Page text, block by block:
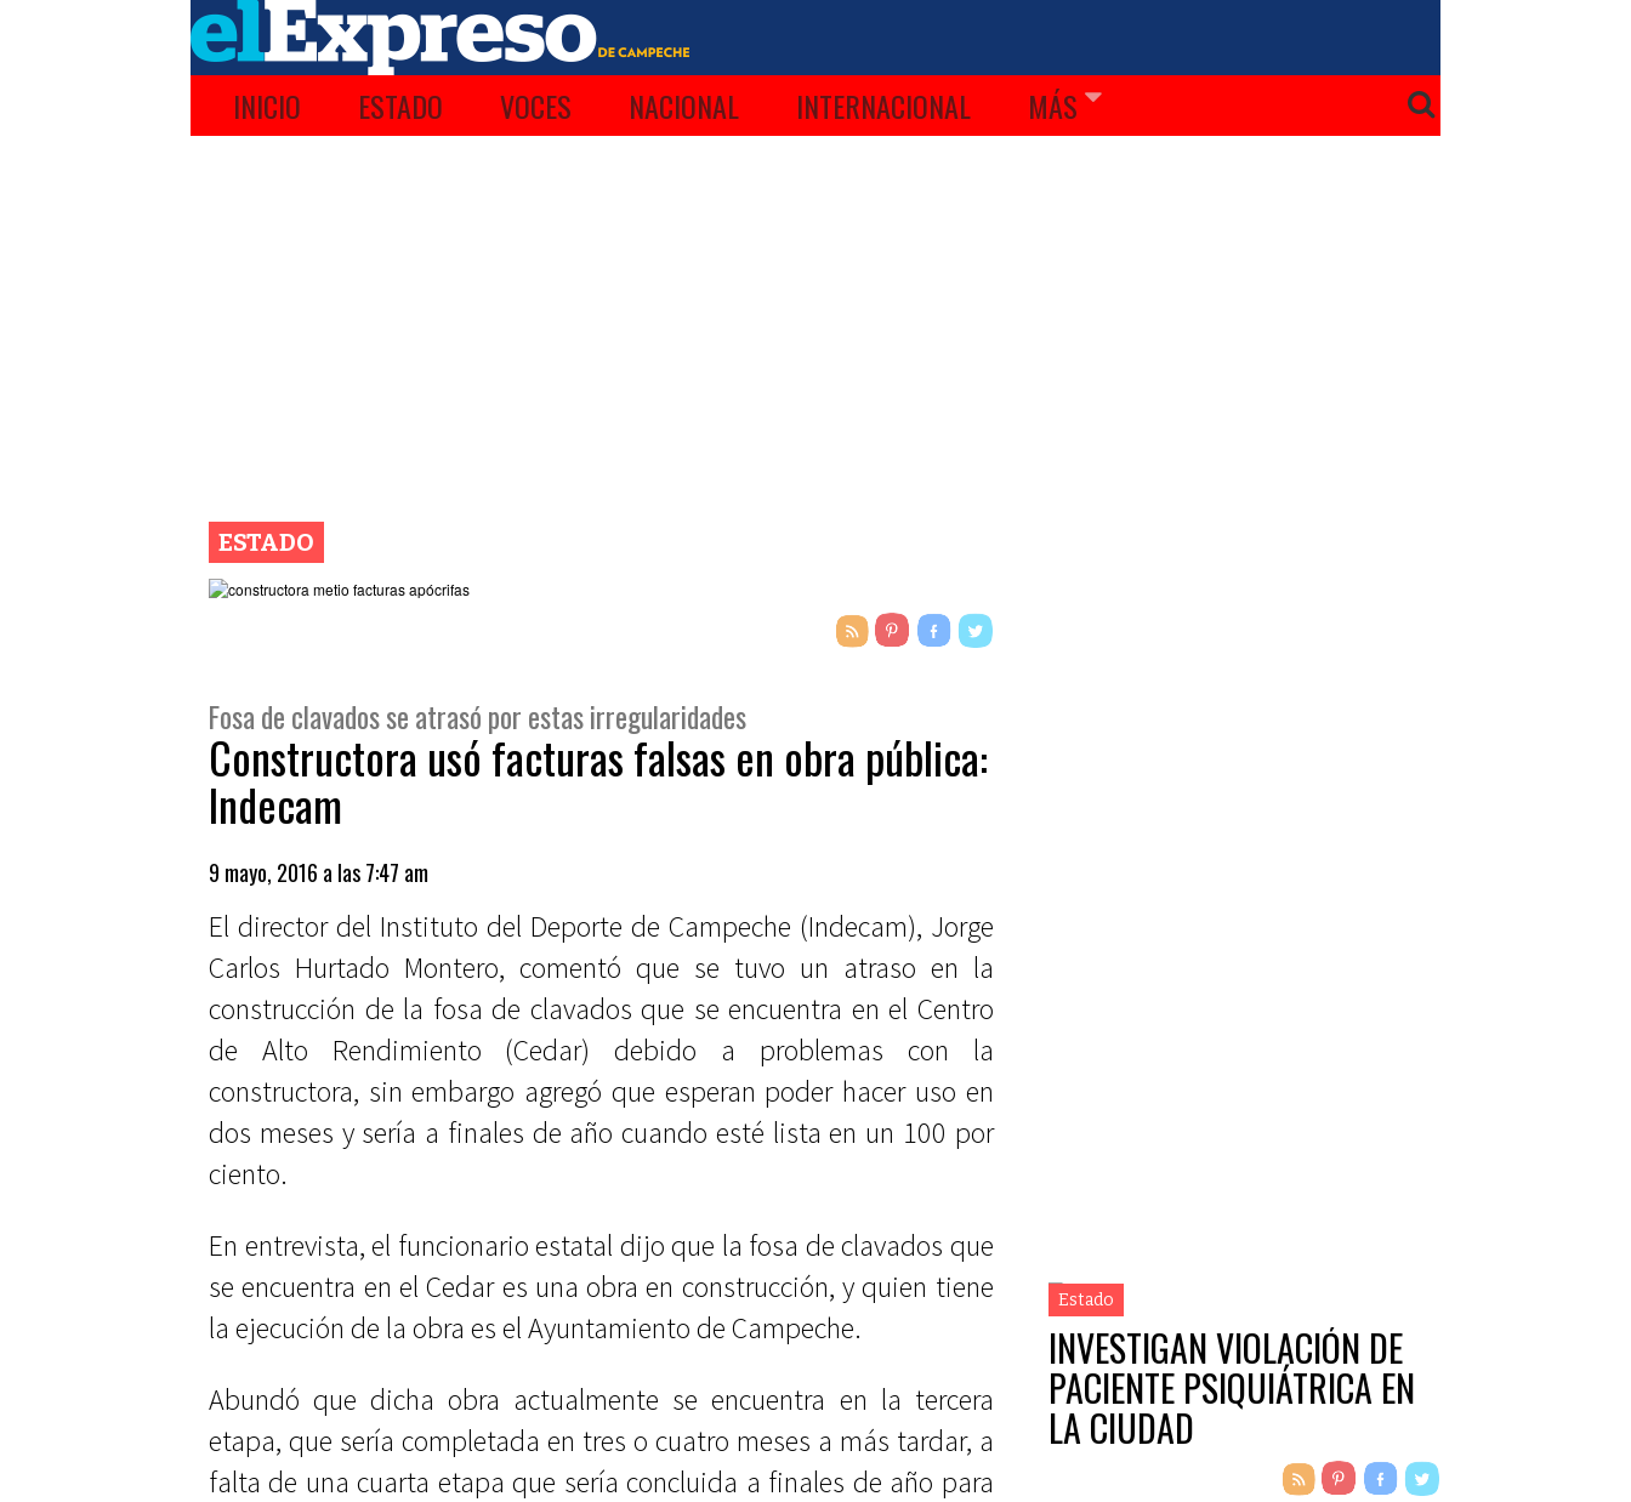
INICIO ESTADO VOCES NACIONAL INTERNACIONAL MÁS
ESTADO
Fosa de clavados se atrasó por estas irregularidades
Constructora usó facturas falsas en obra pública:
Indecam
9 mayo, 2016 a las 7:47 am
El director del Instituto del Deporte de Campeche (Indecam), Jorge
Carlos Hurtado Montero, comentó que se tuvo un atraso en la
construcción de la fosa de clavados que se encuentra en el Centro
de Alto Rendimiento (Cedar) debido a problemas con la
constructora, sin embargo agregó que esperan poder hacer uso en
dos meses y sería a finales de año cuando esté lista en un 100 por
ciento.
En entrevista, el funcionario estatal dijo que la fosa de clavados que
se encuentra en el Cedar es una obra en construcción, y quien tiene
la ejecución de la obra es el Ayuntamiento de Campeche.
Abundó que dicha obra actualmente se encuentra en la tercera
etapa, que sería completada en tres o cuatro meses a más tardar, a
falta de una cuarta etapa que sería concluida a finales de año para
Estado
INVESTIGAN VIOLACIÓN DE
PACIENTE PSIQUIÁTRICA EN
LA CIUDAD